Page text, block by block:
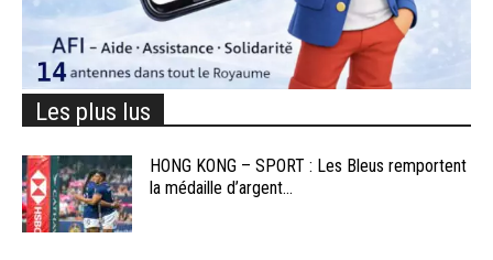
Les plus lus
HONG KONG – SPORT : Les Bleus remportent
la médaille d’argent...